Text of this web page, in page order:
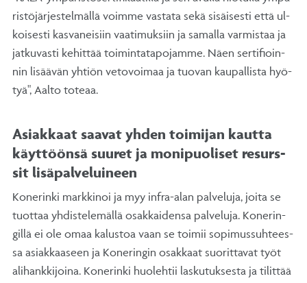
ris­tö­jär­jes­tel­mäl­lä voim­me vas­ta­ta se­kä si­säi­ses­ti et­tä ul­
koi­ses­ti kas­va­nei­siin vaa­ti­muk­siin ja sa­mal­la var­mis­taa ja
jat­ku­vas­ti ke­hit­tää toi­min­ta­ta­po­jam­me. Näen ser­ti­fioin­
nin li­sää­vän yh­tiön ve­to­voi­maa ja tuo­van kau­pal­lis­ta hyö­
tyä", Aal­to to­te­aa.
Asiak­kaat saa­vat yh­den toi­mi­jan kaut­ta
käyt­töön­sä suu­ret ja mo­ni­puo­li­set re­surs­
sit li­sä­pal­ve­lui­neen
Ko­ne­rin­ki mark­ki­noi ja myy in­fra-alan pal­ve­lu­ja, joi­ta se
tuot­taa yh­dis­te­le­mäl­lä osak­kai­den­sa pal­ve­lu­ja. Ko­ne­rin­
gil­lä ei ole omaa ka­lus­toa vaan se toi­mii so­pi­mus­suh­tees­
sa asiak­kaa­seen ja Ko­ne­rin­gin osak­kaat suo­rit­ta­vat työt
ali­hank­ki­joi­na. Ko­ne­rin­ki huo­leh­tii las­ku­tuk­ses­ta ja ti­lit­tää